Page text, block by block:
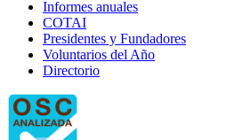
Informes anuales
COTAI
Presidentes y Fundadores
Voluntarios del Año
Directorio